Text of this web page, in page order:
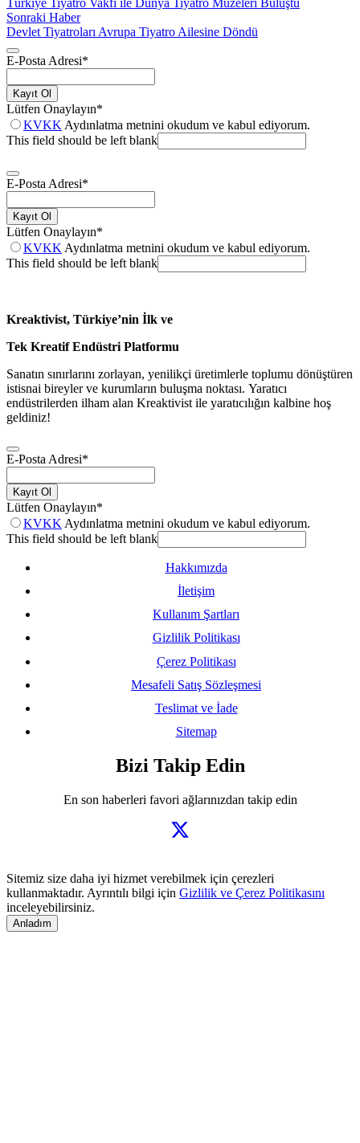
Sonraki Haber
Devlet Tiyatroları Avrupa Tiyatro Ailesine Döndü
E-Posta Adresi*
Kayıt Ol
Lütfen Onaylayın*
KVKK Aydınlatma metnini okudum ve kabul ediyorum.
This field should be left blank
E-Posta Adresi*
Kayıt Ol
Lütfen Onaylayın*
KVKK Aydınlatma metnini okudum ve kabul ediyorum.
This field should be left blank
Kreaktivist, Türkiye’nin İlk ve
Tek Kreatif Endüstri Platformu
Sanatın sınırlarını zorlayan, yenilikçi üretimlerle toplumu dönüştüren
istisnai bireyler ve kurumların buluşma noktası. Yaratıcı
endüstrilerden ilham alan Kreaktivist ile yaratıcılığın kalbine hoş
geldiniz!
E-Posta Adresi*
Kayıt Ol
Lütfen Onaylayın*
KVKK Aydınlatma metnini okudum ve kabul ediyorum.
This field should be left blank
Hakkımızda
İletişim
Kullanım Şartları
Gizlilik Politikası
Çerez Politikası
Mesafeli Satış Sözleşmesi
Teslimat ve İade
Sitemap
Bizi Takip Edin
En son haberleri favori ağlarınızdan takip edin
Sitemiz size daha iyi hizmet verebilmek için çerezleri
kullanmaktadır. Ayrıntılı bilgi için Gizlilik ve Çerez Politikasını
inceleyebilirsiniz.
Anladım